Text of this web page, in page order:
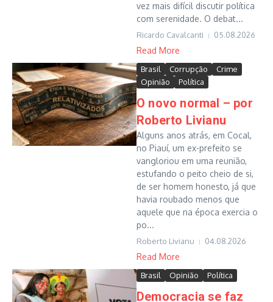
vez mais difícil discutir política
com serenidade. O debat...
Ricardo Cavalcanti 05.08.2026
Read More
Brasil Corrupção
Crime
Opinião
Política
O novo normal – por
Roberto Livianu
Alguns anos atrás, em Cocal,
no Piauí, um ex-prefeito se
vangloriou em uma reunião,
estufando o peito cheio de si,
de ser homem honesto, já que
havia roubado menos que
aquele que na época exercia o
po...
Roberto Livianu 04.08.2026
Read More
Brasil Opinião Política
Democracia se faz